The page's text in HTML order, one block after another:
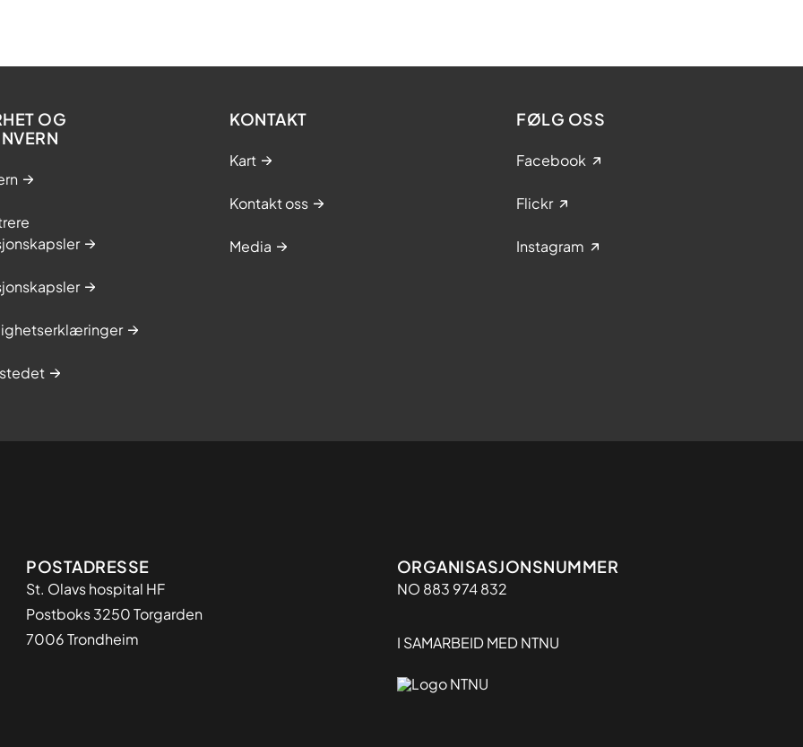
OG
KONTAKT
Kart
Kontakt oss
Media
FØLG OSS
Facebook
Flickr
Instagram
Adresse
POSTADRESSE
St. Olavs hospital HF
Postboks 3250 Torgarden
7006 Trondheim
Organisasjon
ORGANISASJONSNUMMER
NO 883 974 832
I SAMARBEID MED NTNU